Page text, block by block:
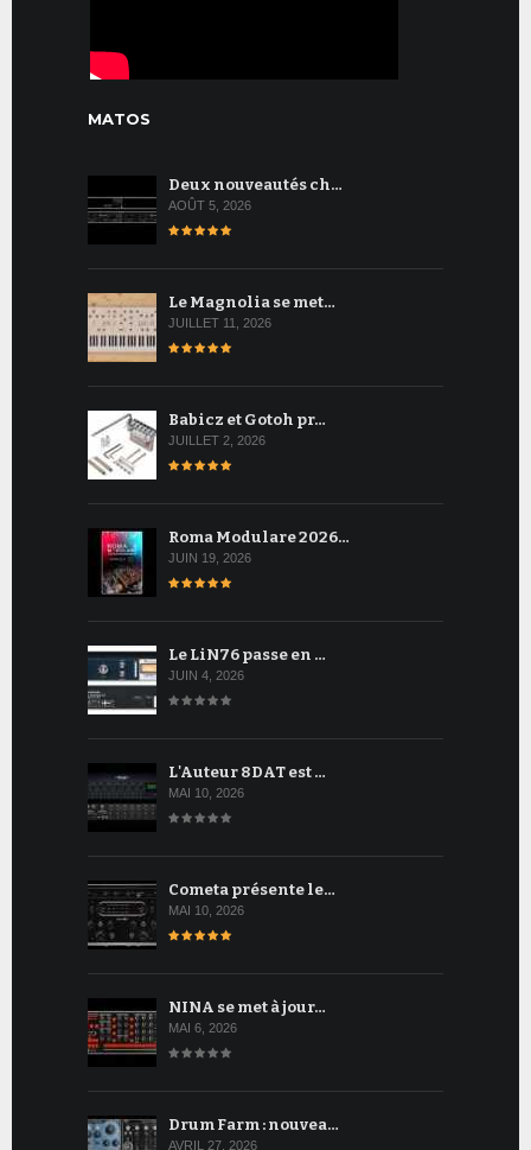
MATOS
Deux nouveautés ch…
AOÛT 5, 2026
Le Magnolia se met…
JUILLET 11, 2026
Babicz et Gotoh pr…
JUILLET 2, 2026
Roma Modulare 2026…
JUIN 19, 2026
Le LiN76 passe en …
JUIN 4, 2026
L'Auteur 8DAT est …
MAI 10, 2026
Cometa présente le…
MAI 10, 2026
NINA se met à jour…
MAI 6, 2026
Drum Farm : nouvea…
AVRIL 27, 2026